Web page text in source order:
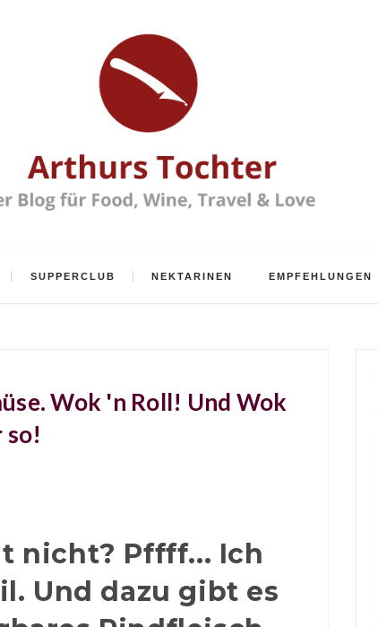
SUPPERCLUB NEKTARINEN EMPFEHLUNGEN
Wok 'n Roll! Und Wok
so!
nicht? Pffff... Ich
Und dazu gibt es